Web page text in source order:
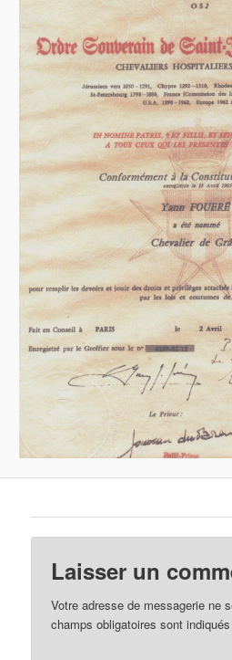
Laisser un
Votre adresse de messagerie ne
champs obligatoires sont